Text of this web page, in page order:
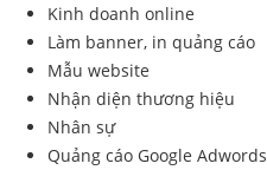
Kinh doanh online
Làm banner, in quảng cáo
Mẫu website
Nhận diện thương hiệu
Nhân sự
Quảng cáo Google Adwords